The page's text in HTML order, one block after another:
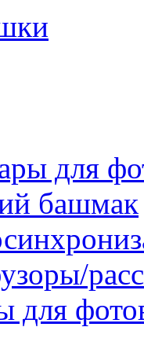
для
башмак
для